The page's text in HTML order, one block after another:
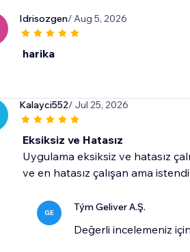
Idrisozgen/ Aug 5, 2026
harika
Kalayci552/ Jul 25, 2026
Eksiksiz ve Hatasız
Uygulama eksiksiz ve hatasız
ve en hatasız çalışan ama
GE Tým Geliver A.Ş.
Değerli incelemeniz